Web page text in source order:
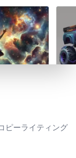
ピーライティング